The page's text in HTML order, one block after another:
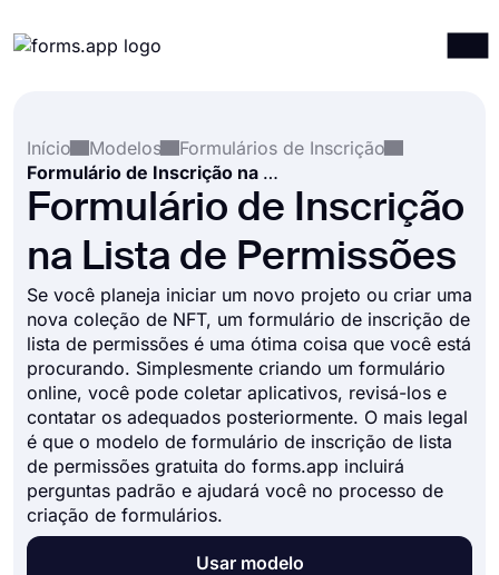
Integrações
Modelos
Recursos
Início
Modelos
Formulários de Inscrição
Formulário de Inscrição na Lista de Permissões
Formulário de Inscrição
na Lista de Permissões
Se você planeja iniciar um novo projeto ou criar uma
nova coleção de NFT, um formulário de inscrição de
lista de permissões é uma ótima coisa que você está
procurando. Simplesmente criando um formulário
online, você pode coletar aplicativos, revisá-los e
contatar os adequados posteriormente. O mais legal
é que o modelo de formulário de inscrição de lista
de permissões gratuita do forms.app incluirá
perguntas padrão e ajudará você no processo de
criação de formulários.
Usar modelo